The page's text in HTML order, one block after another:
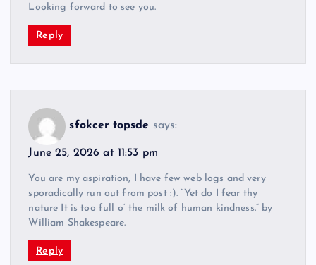
Looking forward to see you.
Reply
sfokcer topsde says:
June 25, 2026 at 11:53 pm
You are my aspiration, I have few web logs and very
sporadically run out from post :). “Yet do I fear thy
nature It is too full o’ the milk of human kindness.” by
William Shakespeare.
Reply